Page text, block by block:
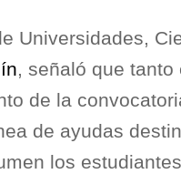
Universidades,
, señaló que
de la
de ayudas
los